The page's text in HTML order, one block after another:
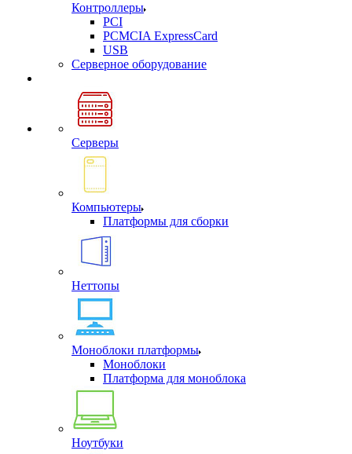
Контроллеры
PCI
PCMCIA ExpressCard
USB
Cерверное оборудование
Серверы
Компьютеры
Платформы для сборки
Неттопы
Моноблоки платформы
Моноблоки
Платформа для моноблока
Ноутбуки